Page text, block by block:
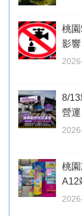
桃
影響
8/
營
桃
A12